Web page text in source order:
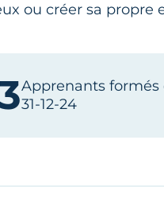
ou créer sa propre
Apprenants formés
31-12-24